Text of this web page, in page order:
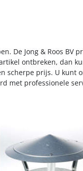
De Jong & Roos BV
ontbreken, dan
scherpe prijs. U kunt
met professionele